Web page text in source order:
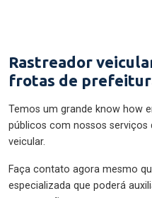
Rastreador
frotas de
Temos um grande know how
públicos com nossos
veicular.
Faça contato agora mesmo
especializada que poderá